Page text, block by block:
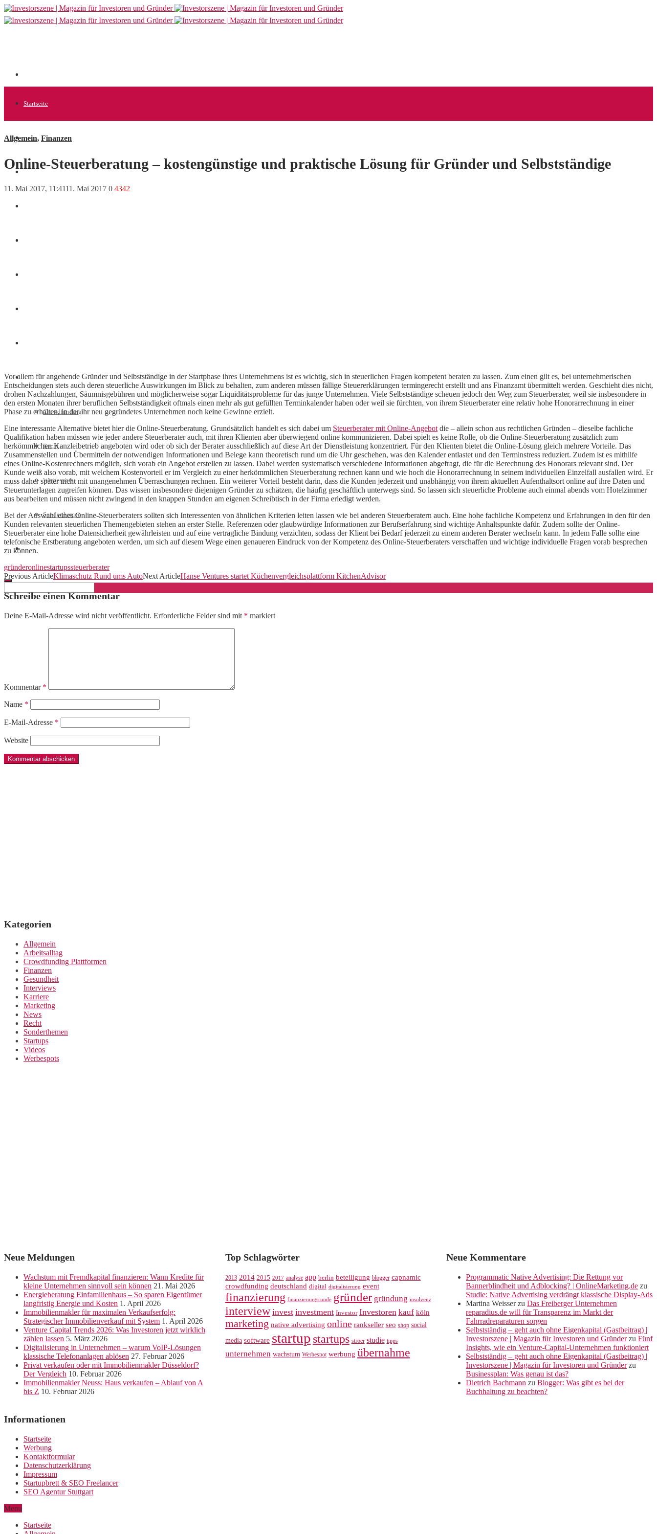
Startseite
Allgemein
Weitere
Crowdfunding
Recht
Werbespots
Sonderthemen
Geschäftskonto eröffnen
Allgemein, Finanzen
Online-Steuerberatung – kostengünstige und praktische Lösung für Gründer und Selbstständige
11. Mai 2017, 11:4111. Mai 2017 0 4342
Vor allem für angehende Gründer und Selbstständige in der Startphase ihres Unternehmens ist es wichtig, sich in steuerlichen Fragen kompetent beraten zu lassen. Zum einen gilt es, bei unternehmerischen
Entscheidungen stets auch deren steuerliche Auswirkungen im Blick zu behalten, zum anderen müssen fällige Steuererklärungen termingerecht erstellt und ans Finanzamt übermittelt werden. Geschieht dies nicht,
drohen Nachzahlungen, Säumnisgebühren und möglicherweise sogar Liquiditätsprobleme für das junge Unternehmen. Viele Selbstständige scheuen jedoch den Weg zum Steuerberater, weil sie insbesondere in
den ersten Monaten ihrer beruflichen Selbstständigkeit oftmals einen mehr als gut gefüllten Terminkalender haben oder weil sie fürchten, von ihrem Steuerberater eine relativ hohe Honorarrechnung in einer
Phase zu erhalten, in der ihr neu gegründetes Unternehmen noch keine Gewinne erzielt.
Eine interessante Alternative bietet hier die Online-Steuerberatung. Grundsätzlich handelt es sich dabei um Steuerberater mit Online-Angebot die – allein schon aus rechtlichen Gründen – dieselbe fachliche
Qualifikation haben müssen wie jeder andere Steuerberater auch, mit ihren Klienten aber überwiegend online kommunizieren. Dabei spielt es keine Rolle, ob die Online-Steuerberatung zusätzlich zum
herkömmlichen Kanzleibetrieb angeboten wird oder ob sich der Berater ausschließlich auf diese Art der Dienstleistung konzentriert. Für den Klienten bietet die Online-Lösung gleich mehrere Vorteile. Das
Zusammenstellen und Übermitteln der notwendigen Informationen und Belege kann theoretisch rund um die Uhr geschehen, was den Kalender entlastet und den Terminstress reduziert. Zudem ist es mithilfe
eines Online-Kostenrechners möglich, sich vorab ein Angebot erstellen zu lassen. Dabei werden systematisch verschiedene Informationen abgefragt, die für die Berechnung des Honorars relevant sind. Der
Kunde weiß also vorab, mit welchem Kostenvorteil er im Vergleich zu einer herkömmlichen Steuerberatung rechnen kann und wie hoch die Honorarrechnung in seinem individuellen Einzelfall ausfallen wird. Er
muss daher später nicht mit unangenehmen Überraschungen rechnen. Ein weiterer Vorteil besteht darin, dass die Kunden jederzeit und unabhängig von ihrem aktuellen Aufenthaltsort online auf ihre Daten und
Steuerunterlagen zugreifen können. Das wissen insbesondere diejenigen Gründer zu schätzen, die häufig geschäftlich unterwegs sind. So lassen sich steuerliche Probleme auch einmal abends vom Hotelzimmer
aus bearbeiten und müssen nicht zwingend in den knappen Stunden am eigenen Schreibtisch in der Firma erledigt werden.
Bei der Auswahl eines Online-Steuerberaters sollten sich Interessenten von ähnlichen Kriterien leiten lassen wie bei anderen Steuerberatern auch. Eine hohe fachliche Kompetenz und Erfahrungen in den für den
Kunden relevanten steuerlichen Themengebieten stehen an erster Stelle. Referenzen oder glaubwürdige Informationen zur Berufserfahrung sind wichtige Anhaltspunkte dafür. Zudem sollte der Online-
Steuerberater eine hohe Datensicherheit gewährleisten und auf eine vertragliche Bindung verzichten, sodass der Klient bei Bedarf jederzeit zu einem anderen Berater wechseln kann. In jedem Falle sollte eine
telefonische Erstberatung angeboten werden, um sich auf diesem Wege einen genaueren Eindruck von der Kompetenz des Online-Steuerberaters verschaffen und wichtige individuelle Fragen vorab besprechen
zu können.
gründeronlinestartupssteuerberater
Previous ArticleKlimaschutz Rund ums AutoNext ArticleHanse Ventures startet Küchenvergleichsplattform KitchenAdvisor
Schreibe einen Kommentar
Deine E-Mail-Adresse wird nicht veröffentlicht. Erforderliche Felder sind mit * markiert
Kommentar *
Name *
E-Mail-Adresse *
Website
Kategorien
Allgemein
Arbeitsalltag
Crowdfunding Plattformen
Finanzen
Gesundheit
Interviews
Karriere
Marketing
News
Recht
Sonderthemen
Startups
Videos
Werbespots
Neue Meldungen
Wachstum mit Fremdkapital finanzieren: Wann Kredite für
kleine Unternehmen sinnvoll sein können 21. Mai 2026
Energieberatung Einfamilienhaus – So sparen Eigentümer
langfristig Energie und Kosten 1. April 2026
Immobilienmakler für maximalen Verkaufserfolg:
Strategischer Immobilienverkauf mit System 1. April 2026
Venture Capital Trends 2026: Was Investoren jetzt wirklich
zählen lassen 5. März 2026
Digitalisierung in Unternehmen – warum VoIP-Lösungen
klassische Telefonanlagen ablösen 27. Februar 2026
Privat verkaufen oder mit Immobilienmakler Düsseldorf?
Der Vergleich 10. Februar 2026
Immobilienmakler Neuss: Haus verkaufen – Ablauf von A
bis Z 10. Februar 2026
Top Schlagwörter
2013 2014 2015 2017 analyse app berlin beteiligung blogger capnamic
crowdfunding deutschland digital digitalisierung event
finanzierung finanzierungsrunde gründer gründung insolvenz
interview invest investment Investor Investoren kauf köln
marketing native advertising online rankseller seo shop social
media software startup startups ströer studie tipps
unternehmen wachstum Werbespot werbung übernahme
Neue Kommentare
Programmatic Native Advertising: Die Rettung vor
Bannerblindheit und Adblocking? | OnlineMarketing.de zu
Studie: Native Advertising verdrängt klassische Display-Ads
Martina WeisserzuDas Freiberger Unternehmen
reparadius.de will für Transparenz im Markt der
Fahrradreparaturen sorgen
Selbstständig – geht auch ohne Eigenkapital (Gastbeitrag) |
Investorszene | Magazin für Investoren und GründerzuFünf
Insights, wie ein Venture-Capital-Unternehmen funktioniert
Selbstständig – geht auch ohne Eigenkapital (Gastbeitrag) |
Investorszene | Magazin für Investoren und Gründerzu
Businessplan: Was genau ist das?
Dietrich Bachmann zuBlogger: Was gibt es bei der
Buchhaltung zu beachten?
Informationen
Startseite
Werbung
Kontaktformular
Datenschutzerklärung
Impressum
Startupbrett & SEO Freelancer
SEO Agentur Stuttgart
Menu
Startseite